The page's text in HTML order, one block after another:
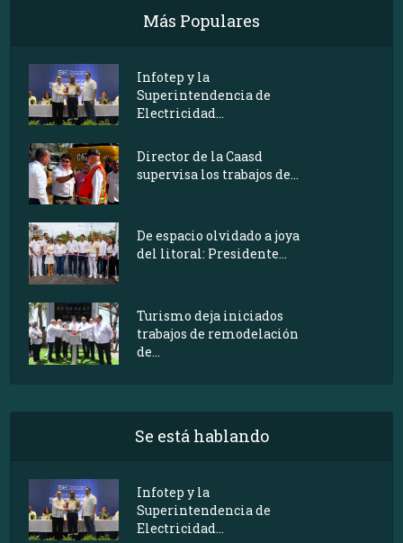
Más Populares
Infotep y la
Superintendencia de
Electricidad...
Director de la Caasd
supervisa los trabajos de...
De espacio olvidado a joya
del litoral: Presidente...
Turismo deja iniciados
trabajos de remodelación
de...
Se está hablando
Infotep y la
Superintendencia de
Electricidad...